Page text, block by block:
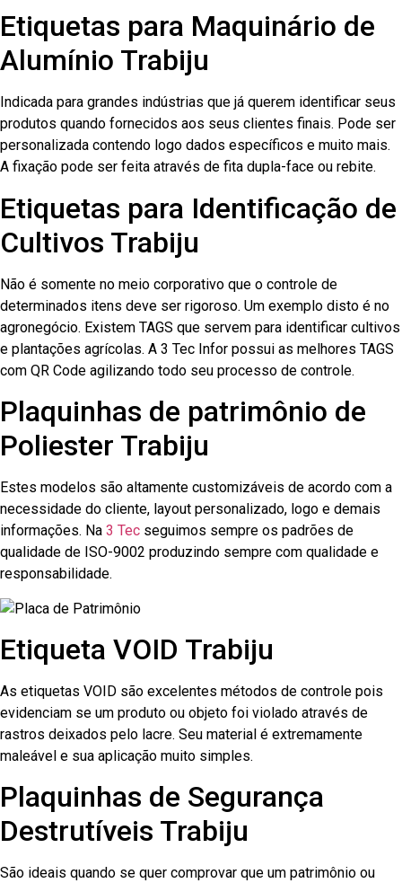
Etiquetas para Maquinário de
Alumínio Trabiju
Indicada para grandes indústrias que já querem identificar seus
produtos quando fornecidos aos seus clientes finais. Pode ser
personalizada contendo logo dados específicos e muito mais.
A fixação pode ser feita através de fita dupla-face ou rebite.
Etiquetas para Identificação de
Cultivos Trabiju
Não é somente no meio corporativo que o controle de
determinados itens deve ser rigoroso. Um exemplo disto é no
agronegócio. Existem TAGS que servem para identificar cultivos
e plantações agrícolas. A 3 Tec Infor possui as melhores TAGS
com QR Code agilizando todo seu processo de controle.
Plaquinhas de patrimônio de
Poliester Trabiju
Estes modelos são altamente customizáveis de acordo com a
necessidade do cliente, layout personalizado, logo e demais
informações. Na 3 Tec seguimos sempre os padrões de
qualidade de ISO-9002 produzindo sempre com qualidade e
responsabilidade.
Etiqueta VOID Trabiju
As etiquetas VOID são excelentes métodos de controle pois
evidenciam se um produto ou objeto foi violado através de
rastros deixados pelo lacre. Seu material é extremamente
maleável e sua aplicação muito simples.
Plaquinhas de Segurança
Destrutíveis Trabiju
São ideais quando se quer comprovar que um patrimônio ou